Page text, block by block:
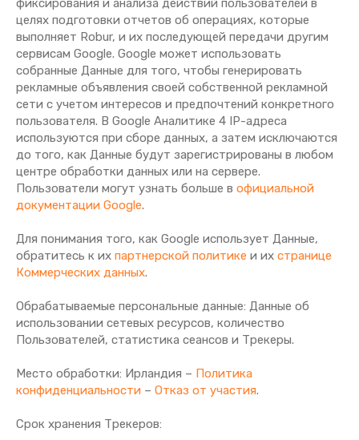
фиксирования и анализа действий пользователей в
целях подготовки отчетов об операциях, которые
выполняет Robur, и их последующей передачи другим
сервисам Google. Google может использовать
собранные Данные для того, чтобы генерировать
рекламные объявления своей собственной рекламной
сети с учетом интересов и предпочтений конкретного
пользователя. В Google Аналитике 4 IP-адреса
используются при сборе данных, а затем исключаются
до того, как Данные будут зарегистрированы в любом
центре обработки данных или на сервере.
Пользователи могут узнать больше в официальной
документации Google.
Для понимания того, как Google использует Данные,
обратитесь к их партнерской политике и их странице
Коммерческих данных.
Обрабатываемые персональные данные: Данные об
использовании сетевых ресурсов, количество
Пользователей, статистика сеансов и Трекеры.
Место обработки: Ирландия – Политика
конфиденциальности – Отказ от участия.
Срок хранения Tрекеров: